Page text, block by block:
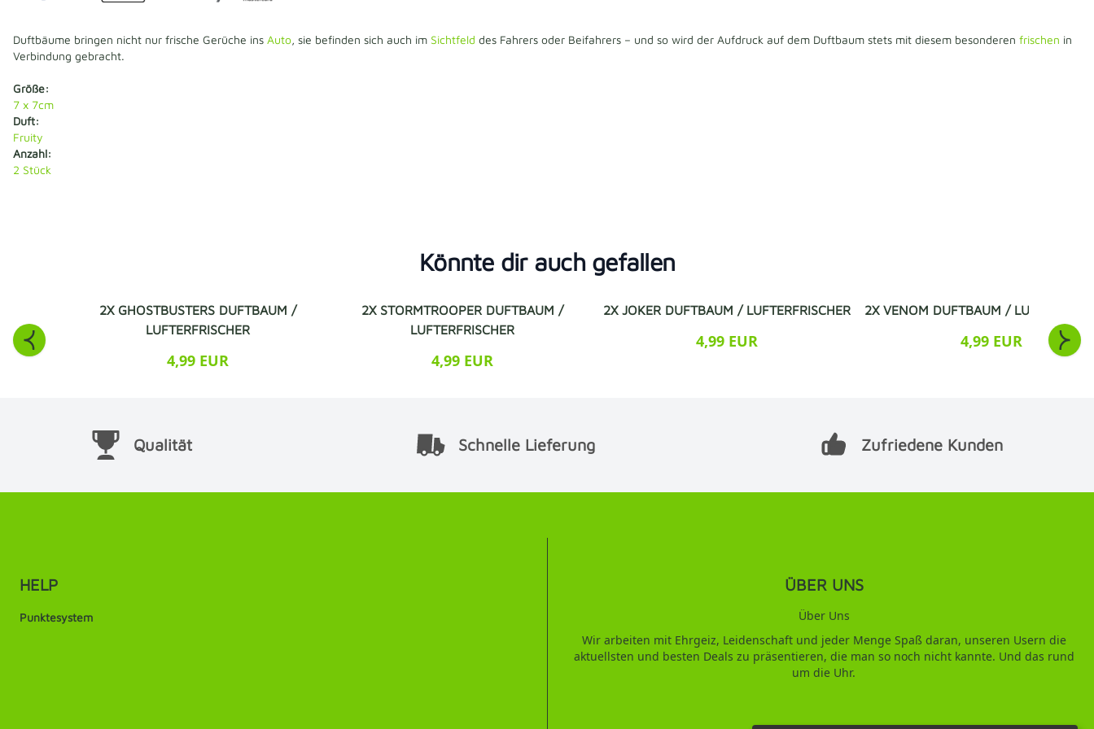
Duftbäume bringen nicht nur frische Gerüche ins Auto, sie befinden sich auch im Sichtfeld des Fahrers oder Beifahrers – und so wird der Aufdruck auf dem Duftbaum stets mit diesem besonderen frischen in
Verbindung gebracht.
Größe:
7 x 7cm
Duft:
Fruity
Anzahl:
2 Stück
Könnte dir auch gefallen
2X GHOSTBUSTERS DUFTBAUM /
LUFTERFRISCHER
4,99 EUR
2X STORMTROOPER DUFTBAUM /
LUFTERFRISCHER
4,99 EUR
2X JOKER DUFTBAUM / LUFTERFRISCHER
4,99 EUR
2X VENOM DUFTBAUM /
4,99 EUR
Qualität Schnelle Lieferung Zufriedene Kunden
HELP
Punktesystem
ÜBER UNS
Über Uns
Wir arbeiten mit Ehrgeiz, Leidenschaft und jeder Menge Spaß daran, unseren Usern die
aktuellsten und besten Deals zu präsentieren, die man so noch nicht kannte. Und das rund
um die Uhr.